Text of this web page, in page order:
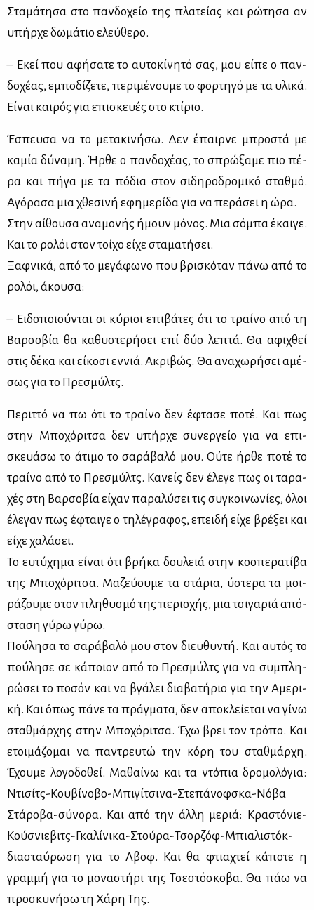
Στα­μά­τη­σα στο παν­δο­χείο της πλα­τεί­ας και ρώ­τη­σα αν
υπήρ­χε δω­μά­τιο ελεύ­θε­ρο.
– Εκεί που αφή­σα­τε το αυ­το­κί­νη­τό σας, μου εί­πε ο παν­
δο­χέ­ας, εμπο­δί­ζε­τε, πε­ρι­μέ­νου­με το φορ­τη­γό με τα υλι­κά.
Εί­ναι και­ρός για επι­σκευ­ές στο κτί­ριο.
Έσπευ­σα να το με­τα­κι­νή­σω. Δεν έπαιρ­νε μπρο­στά με
κα­μία δύ­να­μη. Ήρ­θε ο παν­δο­χέ­ας, το σπρώ­ξα­με πιο πέ­
ρα και πή­γα με τα πό­δια στον σι­δη­ρο­δρο­μι­κό σταθ­μό.
Αγό­ρα­σα μια χθε­σι­νή εφη­με­ρί­δα για να πε­ρά­σει η ώρα.
Στην αί­θου­σα ανα­μο­νής ήμουν μό­νος. Μια σό­μπα έκαι­γε.
Και το ρο­λόι στον τοί­χο εί­χε στα­μα­τή­σει.
Ξαφ­νι­κά, από το με­γά­φω­νο που βρι­σκό­ταν πά­νω από το
ρο­λόι, άκου­σα:
– Ει­δο­ποιού­νται οι κύ­ριοι επι­βά­τες ότι το τραί­νο από τη
Βαρ­σο­βία θα κα­θυ­στε­ρή­σει επί δύο λε­πτά. Θα αφι­χθεί
στις δέ­κα και εί­κο­σι εν­νιά. Ακρι­βώς. Θα ανα­χω­ρή­σει αμέ­
σως για το Πρε­σμύλτς.
Πε­ριτ­τό να πω ότι το τραί­νο δεν έφτα­σε πο­τέ. Και πως
στην Μπο­χό­ρι­τσα δεν υπήρ­χε συ­νερ­γείο για να επι­
σκευά­σω το άτι­μο το σα­ρά­βα­λό μου. Ού­τε ήρ­θε πο­τέ το
τραί­νο από το Πρε­σμύλτς. Κα­νείς δεν έλε­γε πως οι τα­ρα­
χές στη Βαρ­σο­βία εί­χαν πα­ρα­λύ­σει τις συ­γκοι­νω­νί­ες, όλοι
έλε­γαν πως έφται­γε ο τη­λέ­γρα­φος, επει­δή εί­χε βρέ­ξει και
εί­χε χα­λά­σει.
Το ευ­τύ­χη­μα εί­ναι ότι βρή­κα δου­λειά στην κο­ο­πε­ρα­τί­βα
της Μπο­χό­ρι­τσα. Μα­ζεύ­ου­με τα στά­ρια, ύστε­ρα τα μοι­
ρά­ζου­με στον πλη­θυ­σμό της πε­ριο­χής, μια τσι­γα­ριά από­
στα­ση γύ­ρω γύ­ρω.
Πού­λη­σα το σα­ρά­βα­λό μου στον διευ­θυ­ντή. Και αυ­τός το
πού­λη­σε σε κά­ποιον από το Πρε­σμύλτς για να συ­μπλη­
ρώ­σει το πο­σόν και να βγά­λει δια­βα­τή­ριο για την Αμε­ρι­
κή. Και όπως πά­νε τα πράγ­μα­τα, δεν απο­κλεί­ε­ται να γί­νω
σταθ­μάρ­χης στην Μπο­χό­ρι­τσα. Έχω βρει τον τρό­πο. Και
ετοι­μά­ζο­μαι να πα­ντρευ­τώ την κό­ρη του σταθ­μάρ­χη.
Έχου­με λο­γο­δο­θεί. Μα­θαί­νω και τα ντό­πια δρο­μο­λό­για:
Ντι­σίτς-Κου­βί­νο­βο-Μπι­γί­τσι­να-Στε­πά­νοφ­σκα-Νό­βα
Στά­ρο­βα-σύ­νο­ρα. Και από την άλ­λη με­ριά: Κρα­στό­νιε-
Κούσ­νιε­βιτς-Γκα­λί­νι­κα-Στού­ρα-Τσορ­ζόφ-Μπια­λι­στόκ-
δια­σταύ­ρω­ση για το Λβοφ. Και θα φτια­χτεί κά­πο­τε η
γραμ­μή για το μο­να­στή­ρι της Τσε­στό­σκο­βα. Θα πάω να
προ­σκυ­νή­σω τη Χά­ρη Της.